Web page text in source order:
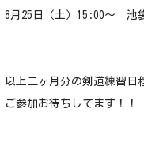
8月25日（土）15:00〜 池
以上二ヶ月分の剣道練習日
ご参加お待ちしてます！！